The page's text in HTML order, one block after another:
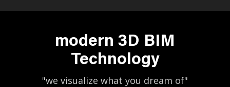
modern 3D BIM
Technology
"we visualize what you dream of"